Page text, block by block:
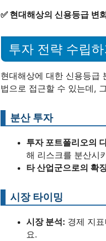
✅ 현대해상의 신용등급 변
투자 전략 수립하
현대해상에 대한 신용등급
법으로 접근할 수 있는데,
분산 투자
투자 포트폴리오의
해 리스크를 분산시
타 산업군으로의 확
시장 타이밍
시장 분석: 경제 지
요.